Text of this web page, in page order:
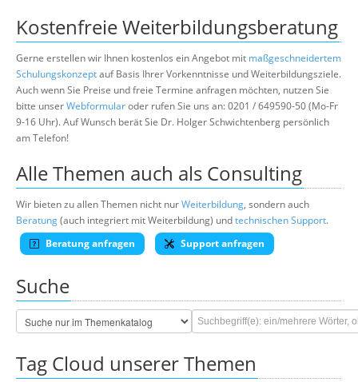
Kostenfreie Weiterbildungsberatung
Gerne erstellen wir Ihnen kostenlos ein Angebot mit maßgeschneidertem
Schulungskonzeptauf Basis Ihrer Vorkenntnisse und Weiterbildungsziele.
Auch wenn Sie Preise und freie Termine anfragen möchten, nutzen Sie
bitte unserWebformularoder rufen Sie uns an: 0201 / 649590-50 (Mo-Fr
9-16 Uhr). Auf Wunsch berät Sie Dr. Holger Schwichtenberg persönlich
am Telefon!
Alle Themen auch als Consulting
Wir bieten zu allen Themen nicht nurWeiterbildung, sondern auch
Beratung(auch integriert mit Weiterbildung) undtechnischen Support.
Beratung anfragen
Support anfragen
Suche
Tag Cloud unserer Themen